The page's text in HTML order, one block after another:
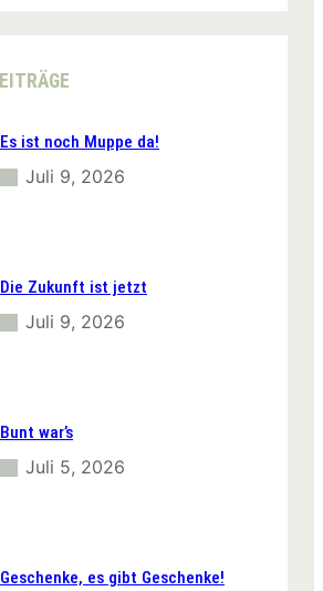
Es ist noch Muppe da!
Juli 9, 2026
Die Zukunft ist jetzt
Juli 9, 2026
Bunt war’s
Juli 5, 2026
Geschenke, es gibt Geschenke!